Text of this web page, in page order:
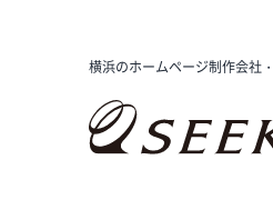
横浜のホームページ制作会社